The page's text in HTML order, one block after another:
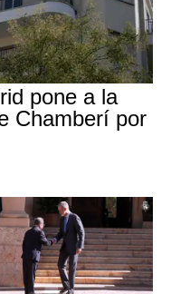
pone a la
Chamberí por